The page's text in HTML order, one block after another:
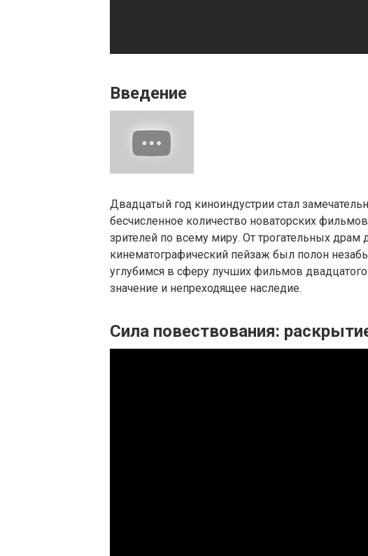
Введение
Двадцатый год киноиндустрии стал
бесчисленное количество новаторских
зрителей по всему миру. От трогательных
кинематографический пейзаж был полон
углубимся в сферу лучших фильмов двадцатого
значение и непреходящее наследие.
Сила повествования: